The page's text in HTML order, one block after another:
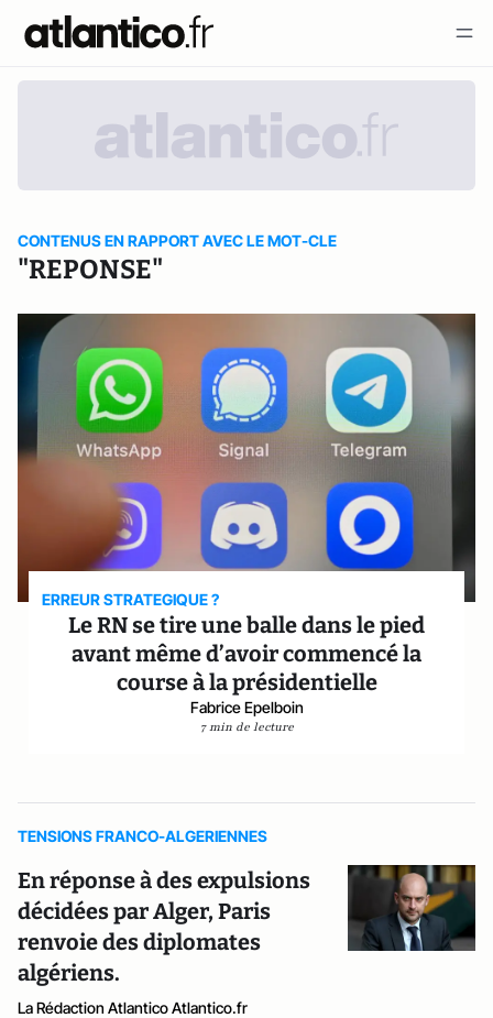
CONTENUS EN RAPPORT AVEC LE MOT-CLE
"REPONSE"
ERREUR STRATEGIQUE ?
Le RN se tire une balle dans le pied
avant même d’avoir commencé la
course à la présidentielle
Fabrice Epelboin
7 min de lecture
TENSIONS FRANCO-ALGERIENNES
En réponse à des expulsions
décidées par Alger, Paris
renvoie des diplomates
algériens.
La Rédaction Atlantico Atlantico.fr